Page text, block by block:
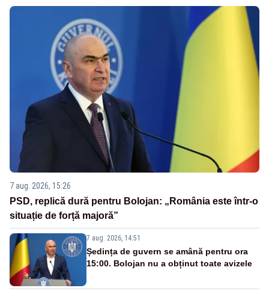
7 aug. 2026, 15:26
PSD, replică dură pentru Bolojan: „România este într-o
situație de forță majoră”
7 aug. 2026, 14:51
Ședința de guvern se amână pentru ora
15:00. Bolojan nu a obținut toate avizele